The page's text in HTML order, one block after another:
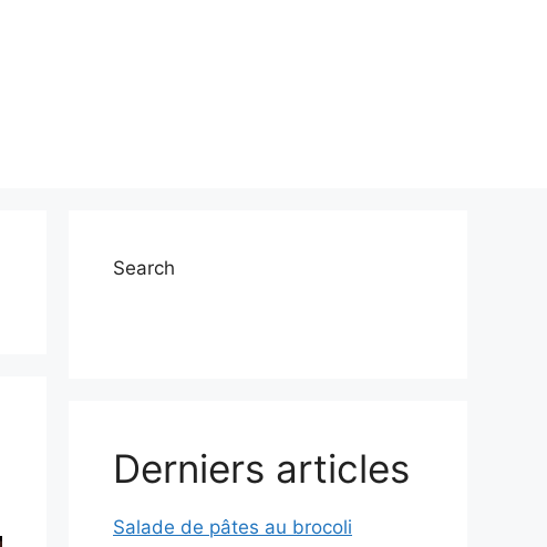
Search
Derniers articles
Salade de pâtes au brocoli